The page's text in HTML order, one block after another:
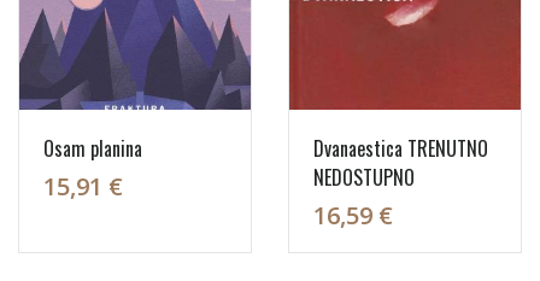
Osam planina
15,91 €
Dvanaestica TRENUTNO
NEDOSTUPNO
16,59 €